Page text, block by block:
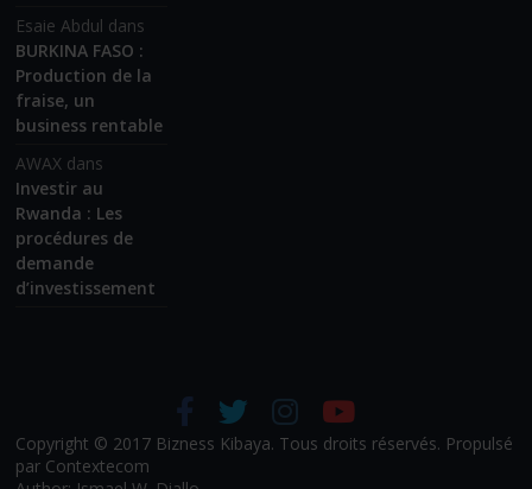
Esaie Abdul dans
BURKINA FASO :
Production de la
fraise, un
business rentable
AWAX dans
Investir au
Rwanda : Les
procédures de
demande
d’investissement
Copyright © 2017 Bizness Kibaya. Tous droits réservés. Propulsé
par Contextecom